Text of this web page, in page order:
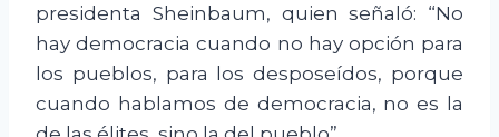
presidenta Sheinbaum, quien señaló: “No
hay democracia cuando no hay opción para
los pueblos, para los desposeídos, porque
cuando hablamos de democracia, no es la